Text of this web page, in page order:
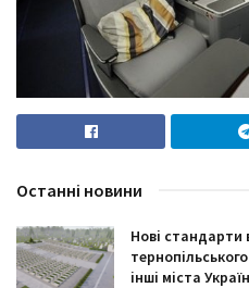
Останні новини
Нові стандарти
інші міста